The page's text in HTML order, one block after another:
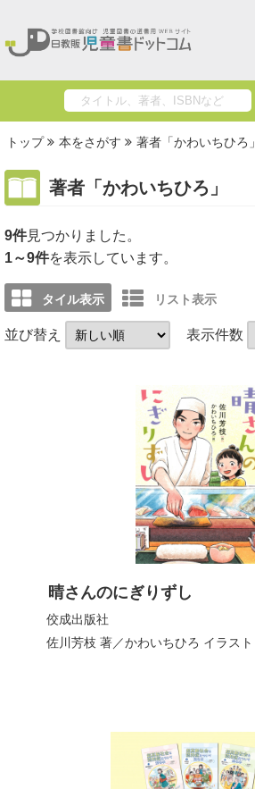
トップ 本をさがす 著者「かわいちひろ」
著者「かわいちひろ」
9件
1～9件を表示しています。
タイル表示 リスト表示
並び替え 表示件数
晴さんのにぎりずし
佼成出版社
佐川芳枝 著／かわいちひろ イラスト